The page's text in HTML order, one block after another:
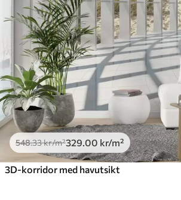
548.33kr/m²329 .00 kr/m²
3D-korridor med havutsikt